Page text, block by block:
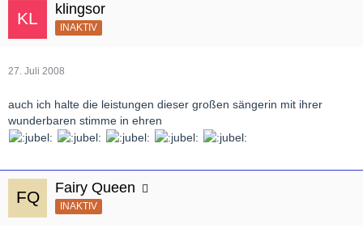
klingsor
INAKTIV
27. Juli 2008
auch ich halte die leistungen dieser großen sängerin mit ihrer
wunderbaren stimme in ehren
Fairy Queen
INAKTIV